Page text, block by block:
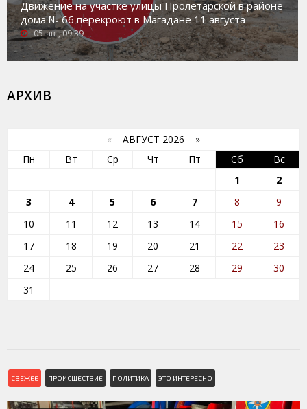
Движение на участке улицы Пролетарской в районе
дома № 66 перекроют в Магадане 11 августа
05-авг, 09:39
АРХИВ
« АВГУСТ 2026 »
Пн
Вт Ср Чт Пт Сб
Вс
1
2
3
4 5 6 7 8
9
10
11 12 13 14 15
16
17
18 19 20 21 22
23
24
25 26 27 28 29
30
31
СВЕЖЕЕ ПРОИСШЕСТВИЕ ПОЛИТИКА ЭТО ИНТЕРЕСНО